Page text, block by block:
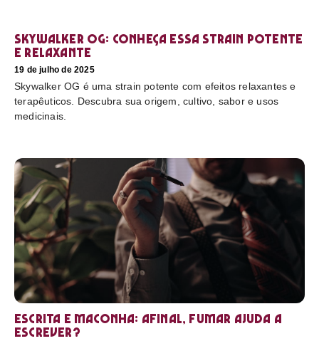
Skywalker OG: conheça essa strain potente
e relaxante
19 de julho de 2025
Skywalker OG é uma strain potente com efeitos relaxantes e
terapêuticos. Descubra sua origem, cultivo, sabor e usos
medicinais.
Escrita e maconha: afinal, fumar ajuda a
escrever?